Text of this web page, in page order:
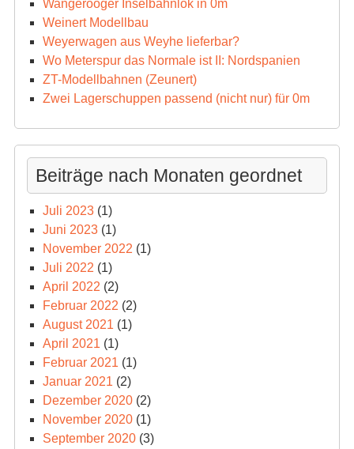
Wangerooger Inselbahnlok in 0m
Weinert Modellbau
Weyerwagen aus Weyhe lieferbar?
Wo Meterspur das Normale ist II: Nordspanien
ZT-Modellbahnen (Zeunert)
Zwei Lagerschuppen passend (nicht nur) für 0m
Beiträge nach Monaten geordnet
Juli 2023(1)
Juni 2023(1)
November 2022 (1)
Juli 2022 (1)
April 2022 (2)
Februar 2022 (2)
August 2021 (1)
April 2021 (1)
Februar 2021 (1)
Januar 2021 (2)
Dezember 2020(2)
November 2020(1)
September 2020(3)